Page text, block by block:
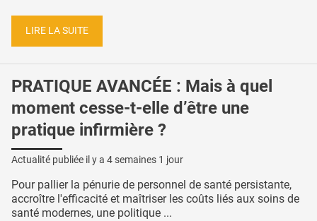
LIRE LA SUITE
PRATIQUE AVANCÉE : Mais à quel
moment cesse-t-elle d’être une
pratique infirmière ?
Actualité publiée il y a 4 semaines 1 jour
Pour pallier la pénurie de personnel de santé persistante,
accroître l'efficacité et maîtriser les coûts liés aux soins de
santé modernes, une politique ...